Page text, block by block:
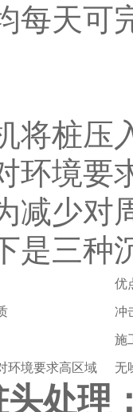
每天可
将桩压
环境要
减少对
是三种
优
冲
施
环境要求高区域 无
处理